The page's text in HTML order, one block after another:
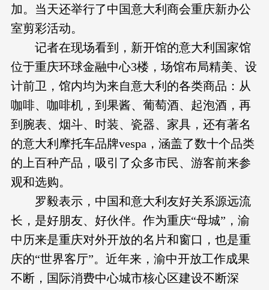
加。当天还举行了中国意大利商会重庆新办公
室剪彩活动。
记者在现场看到，新开馆的意大利国家馆
位于重庆环球金融中心3楼，场馆布局精美、设
计前卫，馆内均为来自意大利的各类商品：从
咖啡、咖啡机，到果酱、葡萄酒、起泡酒，再
到腕表、烟斗、时装、瓷器、家具，还有著名
的意大利摩托车品牌vespa，涵盖了数十个品类
的上百种产品，吸引了众多市民、游客前来参
观和选购。
罗毅表示，中国和意大利友好关系源远流
长，是好朋友、好伙伴。作为重庆“母城”，渝
中历来是重庆对外开放的名片和窗口，也是重
庆的“世界客厅”。近年来，渝中开放工作成果
不断，国际消费中心城市核心区建设不断深